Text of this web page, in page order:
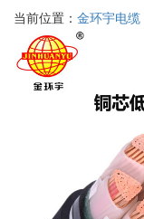
当前位置： 金环宇电缆